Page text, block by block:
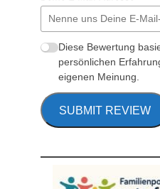
Diese Bewertung
persönlichen
eigenen Meinung.
SUBMIT REVIEW